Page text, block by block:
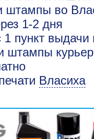
штампы во
1-2 дня
пункт выдачи
штампы
Власиха